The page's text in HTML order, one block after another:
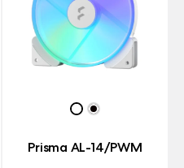
Prisma AL-14/PWM